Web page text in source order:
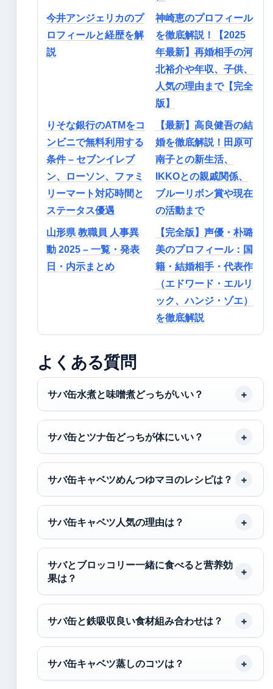
今井アンジェリカのプ
ロフィールと経歴を解
説
神崎恵のプロフィール
を徹底解説！【2025
年最新】再婚相手の河
北裕介や年収、子供、
人気の理由まで【完全
版】
りそな銀行のATMをコ
ンビニで無料利用する
条件 – セブンイレブ
ン、ローソン、ファミ
リーマート対応時間と
ステータス優遇
【最新】高良健吾の結
婚を徹底解説！田原可
南子との新生活、
IKKOとの親戚関係、
ブルーリボン賞や現在
の活動まで
山形県 教職員 人事異
動 2025 – 一覧・発表
日・内示まとめ
【完全版】声優・朴璐
美のプロフィール：国
籍・結婚相手・代表作
（エドワード・エルリ
ック、ハンジ・ゾエ）
を徹底解説
よくある質問
サバ缶水煮と味噌煮どっちがいい？
サバ缶とツナ缶どっちが体にいい？
サバ缶キャベツめんつゆマヨのレシピは？
サバ缶キャベツ人気の理由は？
サバとブロッコリー一緒に食べると营养効
果は？
サバ缶と鉄吸収良い食材組み合わせは？
サバ缶キャベツ蒸しのコツは？